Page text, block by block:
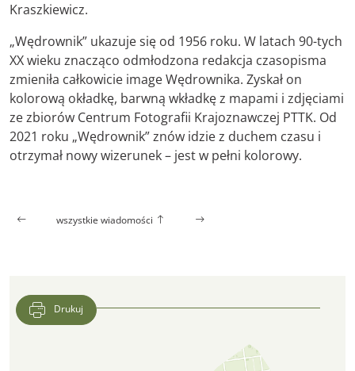
Kraszkiewicz.
„Wędrownik” ukazuje się od 1956 roku. W latach 90-tych
XX wieku znacząco odmłodzona redakcja czasopisma
zmieniła całkowicie image Wędrownika. Zyskał on
kolorową okładkę, barwną wkładkę z mapami i zdjęciami
ze zbiorów Centrum Fotografii Krajoznawczej PTTK. Od
2021 roku „Wędrownik” znów idzie z duchem czasu i
otrzymał nowy wizerunek – jest w pełni kolorowy.
wszystkie wiadomości
Drukuj